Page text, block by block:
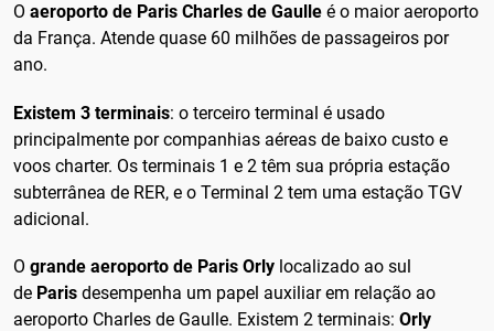
O aeroporto de Paris Charles de Gaulle é o maior aeroporto
da França. Atende quase 60 milhões de passageiros por
ano.
Existem 3 terminais: o terceiro terminal é usado
principalmente por companhias aéreas de baixo custo e
voos charter. Os terminais 1 e 2 têm sua própria estação
subterrânea de RER, e o Terminal 2 tem uma estação TGV
adicional.
O grande aeroporto de Paris Orly localizado ao sul
de Paris desempenha um papel auxiliar em relação ao
aeroporto Charles de Gaulle. Existem 2 terminais: Orly